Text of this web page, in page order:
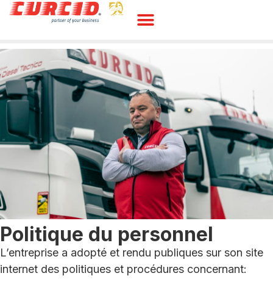
Politique du personnel
L’entreprise a adopté et rendu publiques sur son site
internet des politiques et procédures concernant: